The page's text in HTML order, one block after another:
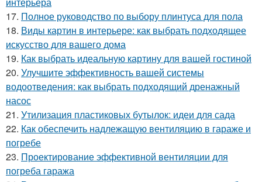
17. Полное руководство по выбору плинтуса для пола
18. Виды картин в интерьере: как выбрать подходящее
искусство для вашего дома
19. Как выбрать идеальную картину для вашей гостиной
20. Улучшите эффективность вашей системы
водоотведения: как выбрать подходящий дренажный
насос
21. Утилизация пластиковых бутылок: идеи для сада
22. Как обеспечить надлежащую вентиляцию в гараже и
погребе
23. Проектирование эффективной вентиляции для
погреба гаража